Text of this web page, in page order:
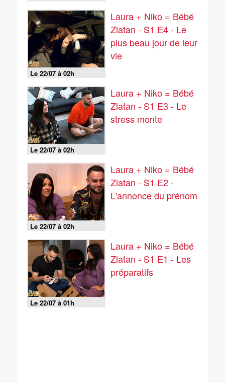
Le 22/07 à 02h
Laura + Niko = Bébé
Zlatan - S1 E4 - Le
plus beau jour de leur
vie
Le 22/07 à 02h
Laura + Niko = Bébé
Zlatan - S1 E3 - Le
stress monte
Le 22/07 à 02h
Laura + Niko = Bébé
Zlatan - S1 E2 -
L'annonce du prénom
Le 22/07 à 01h
Laura + Niko = Bébé
Zlatan - S1 E1 - Les
préparatifs